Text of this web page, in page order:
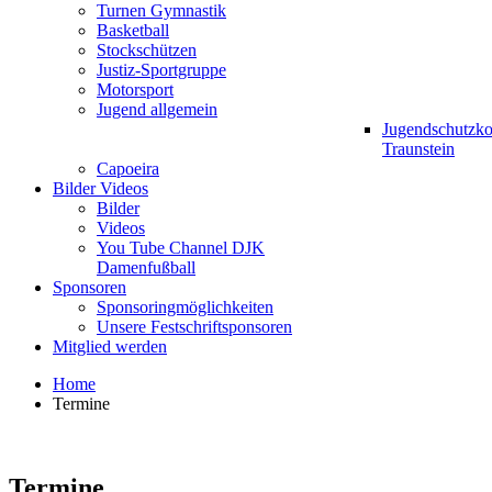
Turnen Gymnastik
Basketball
Stockschützen
Justiz-Sportgruppe
Motorsport
Jugend allgemein
Traunstein
Capoeira
Bilder Videos
Bilder
Videos
You Tube Channel DJK
Damenfußball
Sponsoren
Sponsoringmöglichkeiten
Unsere Festschriftsponsoren
Mitglied werden
Home
Termine